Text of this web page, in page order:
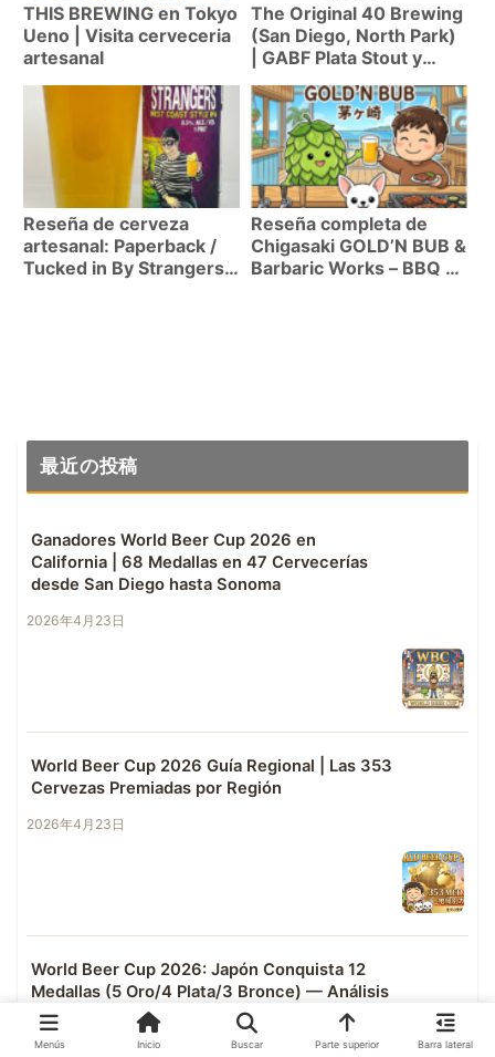
THIS BREWING en Tokyo
Ueno | Visita cerveceria
artesanal
The Original 40 Brewing
(San Diego, North Park)
| GABF Plata Stout y
espiritu comunitario
Reseña de cerveza
artesanal: Paperback /
Tucked in By Strangers
Reseña completa de
Chigasaki GOLD’N BUB &
Barbaric Works – BBQ y
最近の投稿
Ganadores World Beer Cup 2026 en
California | 68 Medallas en 47 Cervecerías
desde San Diego hasta Sonoma
2026年4月23日
World Beer Cup 2026 Guía Regional | Las 353
Cervezas Premiadas por Región
2026年4月23日
World Beer Cup 2026: Japón Conquista 12
Medallas (5 Oro/4 Plata/3 Bronce) — Análisis
Completo con Datos Multi-Competencia
2026年4月23日
Menús Inicio Buscar Parte superior Barra lateral